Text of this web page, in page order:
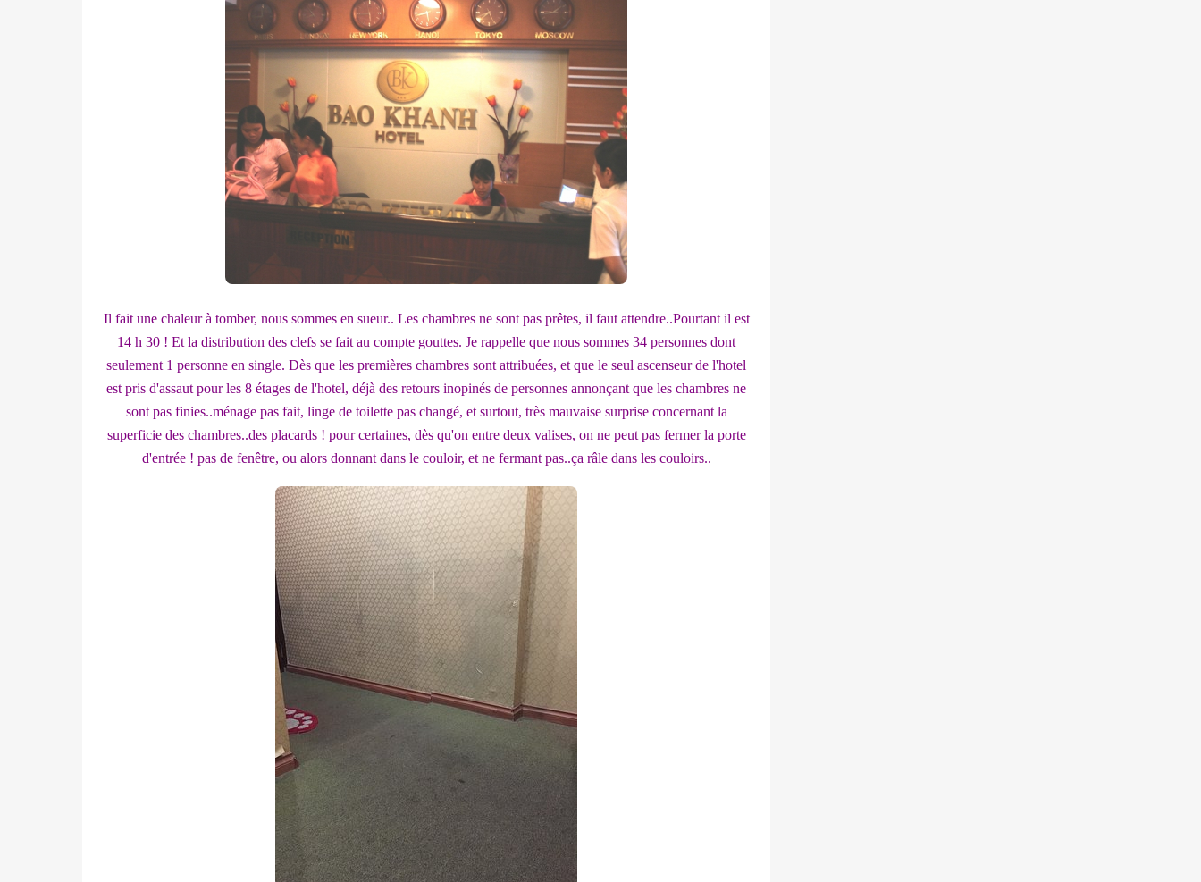
Il fait une chaleur à tomber, nous sommes en sueur.. Les chambres ne sont pas prêtes, il faut attendre..Pourtant il est
14 h 30 ! Et la distribution des clefs se fait au compte gouttes. Je rappelle que nous sommes 34 personnes dont
seulement 1 personne en single. Dès que les premières chambres sont attribuées, et que le seul ascenseur de l'hotel
est pris d'assaut pour les 8 étages de l'hotel, déjà des retours inopinés de personnes annonçant que les chambres ne
sont pas finies..ménage pas fait, linge de toilette pas changé, et surtout, très mauvaise surprise concernant la
superficie des chambres..des placards ! pour certaines, dès qu'on entre deux valises, on ne peut pas fermer la porte
d'entrée ! pas de fenêtre, ou alors donnant dans le couloir, et ne fermant pas..ça râle dans les couloirs..